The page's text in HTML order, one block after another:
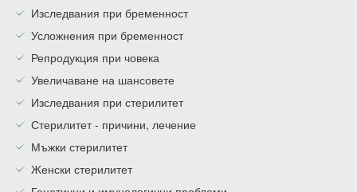
Изследвания при бременност
Усложнения при бременност
Репродукция при човека
Увеличаване на шансовете
Изследвания при стерилитет
Стерилитет - причини, лечение
Мъжки стерилитет
Женски стерилитет